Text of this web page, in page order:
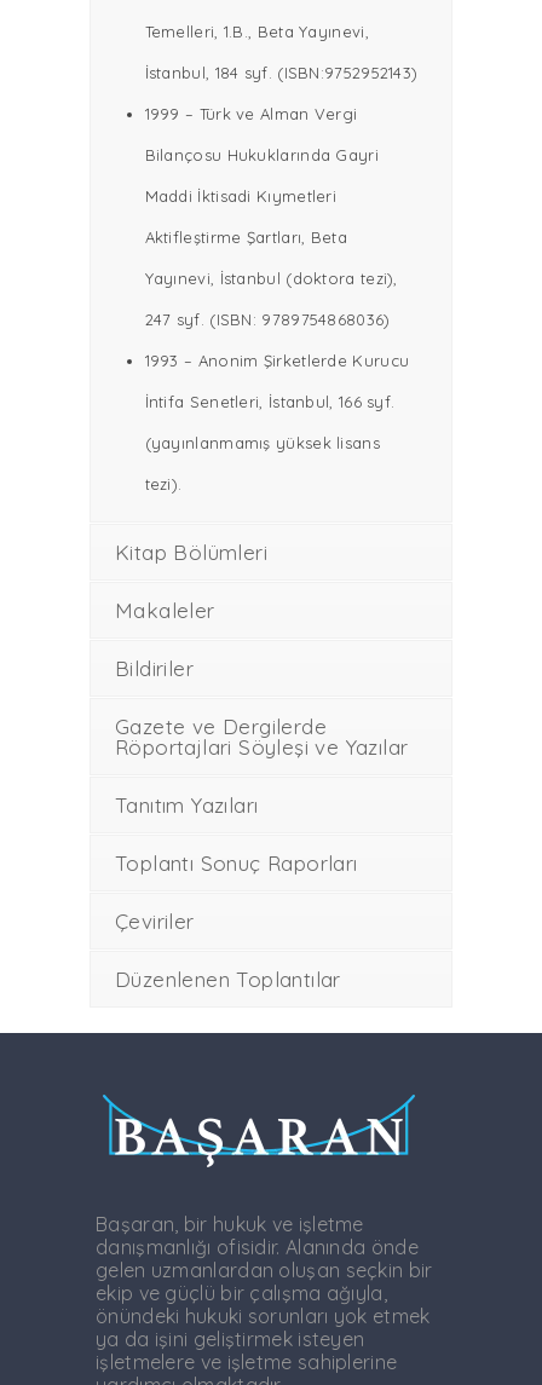
Temelleri, 1.B., Beta Yayınevi,
İstanbul, 184 syf. (ISBN:9752952143)
1999 – Türk ve Alman Vergi
Bilançosu Hukuklarında Gayri
Maddi İktisadi Kıymetleri
Aktifleştirme Şartları, Beta
Yayınevi, İstanbul (doktora tezi),
247 syf. (ISBN: 9789754868036)
1993 – Anonim Şirketlerde Kurucu
İntifa Senetleri, İstanbul, 166 syf.
(yayınlanmamış yüksek lisans
tezi).
Kitap Bölümleri
Makaleler
Bildiriler
Gazete ve Dergilerde
Röportajlari Söyleşi ve Yazılar
Tanıtım Yazıları
Toplantı Sonuç Raporları
Çeviriler
Düzenlenen Toplantılar
Başaran, bir hukuk ve işletme
danışmanlığı ofisidir. Alanında önde
gelen uzmanlardan oluşan seçkin bir
ekip ve güçlü bir çalışma ağıyla,
önündeki hukuki sorunları yok etmek
ya da işini geliştirmek isteyen
işletmelere ve işletme sahiplerine